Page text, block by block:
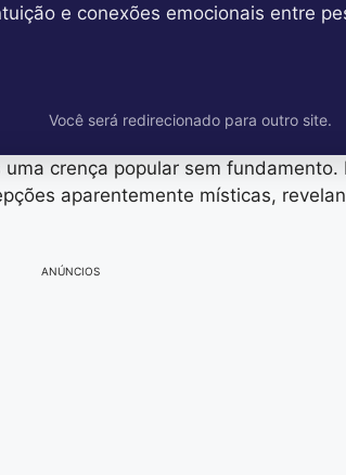
e conexões emocionais entre
Você será redirecionado para outro site.
crença popular sem
aparentemente místicas,
ANÚNCIOS